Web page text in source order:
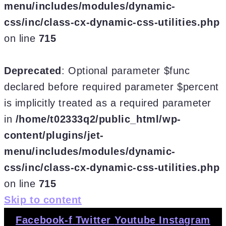
menu/includes/modules/dynamic-
css/inc/class-cx-dynamic-css-utilities.php
on line 715
Deprecated : Optional parameter $func
declared before required parameter $percent
is implicitly treated as a required parameter
in /home/t02333q2/public_html/wp-
content/plugins/jet-
menu/includes/modules/dynamic-
css/inc/class-cx-dynamic-css-utilities.php
on line 715
Skip to content
Facebook-f Twitter Youtube Instagram